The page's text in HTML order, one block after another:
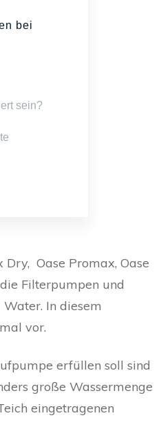
bei
sein?
Oase Promax, Oase
Filterpumpen und
In diesem
vor.
erfüllen soll sind
große Wassermenge
eingetragenen